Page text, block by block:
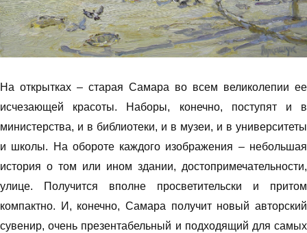
На открытках – старая Самара во всем великолепии ее
исчезающей красоты. Наборы, конечно, поступят и в
министерства, и в библиотеки, и в музеи, и в университеты
и школы. На обороте каждого изображения – небольшая
история о том или ином здании, достопримечательности,
улице. Получится вполне просветительски и притом
компактно. И, конечно, Самара получит новый авторский
сувенир, очень презентабельный и подходящий для самых